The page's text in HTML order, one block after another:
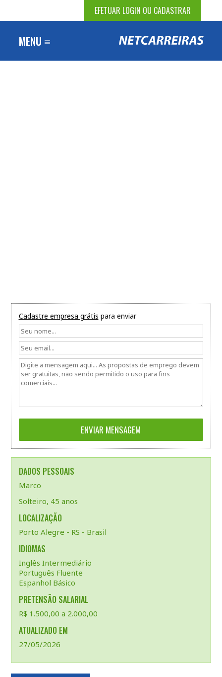
EFETUAR LOGIN OU CADASTRAR
MENU ≡
Cadastre empresa grátis para enviar
DADOS PESSOAIS
Marco
Solteiro, 45 anos
LOCALIZAÇÃO
Porto Alegre - RS - Brasil
IDIOMAS
Inglês Intermediário
Português Fluente
Espanhol Básico
PRETENSÃO SALARIAL
R$ 1.500,00 a 2.000,00
ATUALIZADO EM
27/05/2026